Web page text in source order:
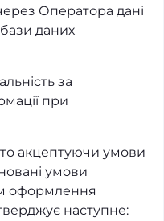
Оператора дані
даних
за
при
акцептуючи умови
умови
оформлення
наступне: